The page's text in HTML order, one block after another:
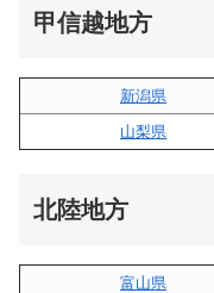
甲信越地方
新潟県
山梨県
北陸地方
富山県